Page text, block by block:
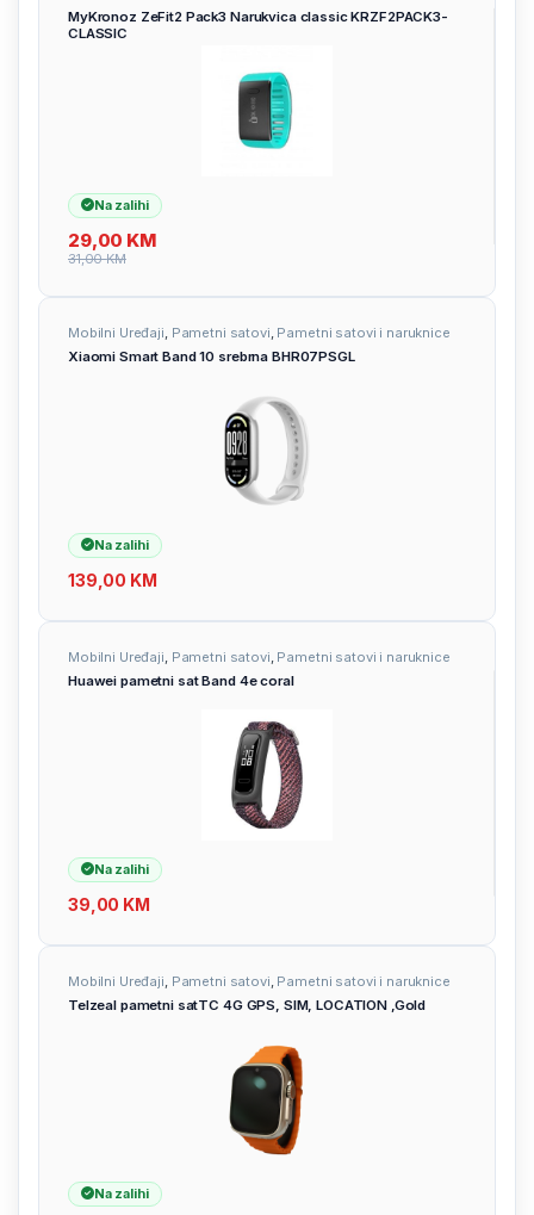
MyKronoz ZeFit2 Pack3 Narukvica classic KRZF2PACK3-
CLASSIC
Na zalihi
29,00 KM
31,00KM
Mobilni Uređaji Pametni satovi Pametni satovi i naruknice
Xiaomi Smart Band 10 srebrna BHR07PSGL
Na zalihi
139,00 KM
Mobilni Uređaji Pametni satovi Pametni satovi i naruknice
Huawei pametni sat Band 4e coral
Na zalihi
39,00 KM
Mobilni Uređaji Pametni satovi Pametni satovi i naruknice
Telzeal pametni satTC 4G GPS, SIM, LOCATION ,Gold
Na zalihi